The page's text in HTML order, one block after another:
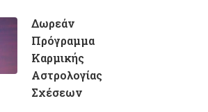
Δωρεάν
Πρόγραμμα
Καρμικής
Αστρολογίας
Σχέσεων